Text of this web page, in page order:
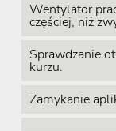
Wentylator
częściej, niż
Sprawdzanie
kurzu.
Zamykanie